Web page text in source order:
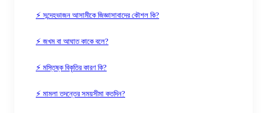
⚡ সন্দেহভাজন আসামীকে জিজ্ঞাসাবাদের কৌশল কি?
⚡ জখম বা আঘাত কাকে বলে?
⚡ মস্তিষ্ক বিকৃতির কারণ কি?
⚡ মামলা তদন্তের সময়সীমা কতদিন?